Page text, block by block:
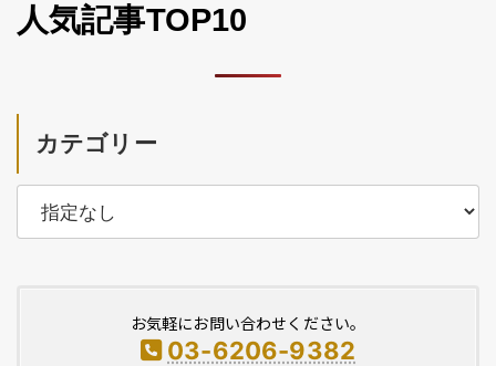
人気記事TOP10
カテゴリー
お気軽にお問い合わせください。
03-6206-9382